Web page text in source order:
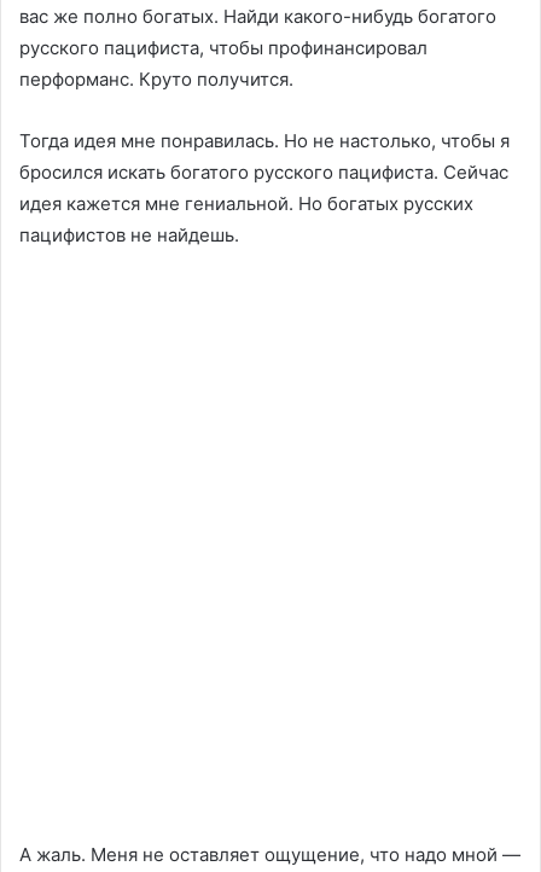
вас же полно богатых. Найди какого-нибудь богатого
русского пацифиста, чтобы профинансировал
перформанс. Круто получится.
Тогда идея мне понравилась. Но не настолько, чтобы я
бросился искать богатого русского пацифиста. Сейчас
идея кажется мне гениальной. Но богатых русских
пацифистов не найдешь.
А жаль. Меня не оставляет ощущение, что надо мной —